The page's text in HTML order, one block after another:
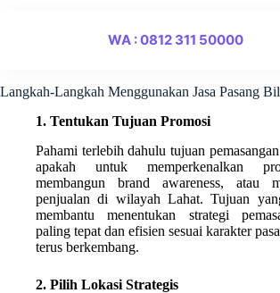
WA : 0812 311 50000
Langkah-Langkah Menggunakan Jasa Pasang
1. Tentukan Tujuan Promosi
Pahami terlebih dahulu tujuan
apakah untuk memperkenalkan
membangun brand awareness, atau
penjualan di wilayah Lahat. Tujuan
membantu menentukan strategi
paling tepat dan efisien sesuai karakter
terus berkembang.
2. Pilih Lokasi Strategis